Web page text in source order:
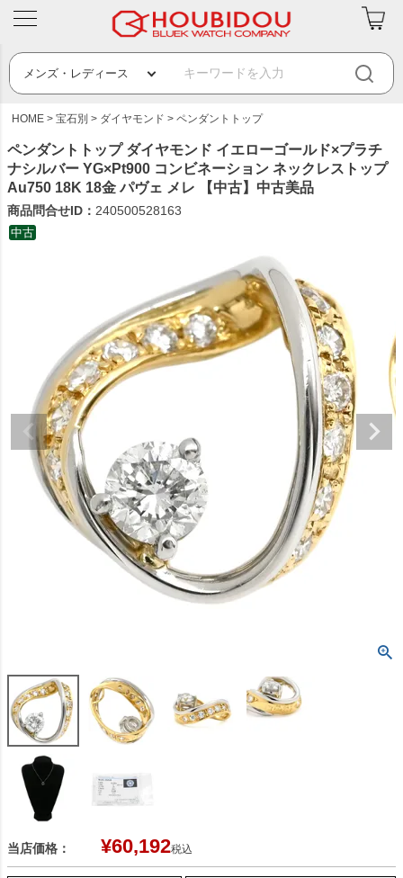
HOME 宝石別 ダイヤモンド ペンダントトップ
ペンダントトップ ダイヤモンド イエローゴールド×プラチ
ナシルバー YG×Pt900 コンビネーション ネックレストップ
Au750 18K 18金 パヴェ メレ 【中古】中古美品
商品問合せID： 240500528163
中古
当店価格： ¥60,192税込